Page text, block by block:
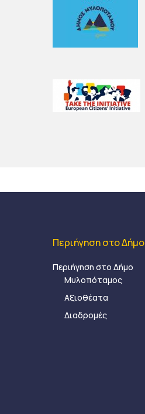
Περιήγηση στο Δήμο
Περιήγηση στο Δήμο
Μυλοπόταμος
Αξιοθέατα
Διαδρομές